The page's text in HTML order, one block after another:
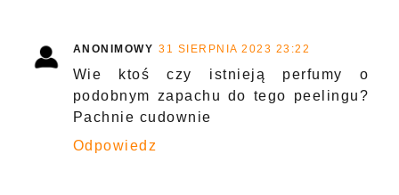
ANONIMOWY 31 SIERPNIA 2023 23:22
Wie ktoś czy istnieją perfumy o
podobnym zapachu do tego peelingu?
Pachnie cudownie
Odpowiedz